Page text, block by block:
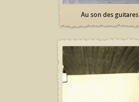
Au son des guitares